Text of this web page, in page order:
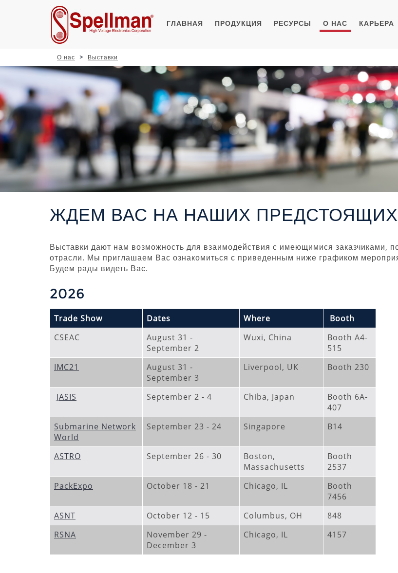
ГЛАВНАЯ ПРОДУКЦИЯ РЕСУРСЫ О НАС КАРЬЕРА
О нас Выставки
ЖДЕМ ВАС НА НАШИХ
Выставки дают нам возможность для взаимодействия с имеющимися заказчиками,
отрасли. Мы приглашаем Вас ознакомиться с приведенным ниже графиком
Будем рады видеть Вас.
2026
Trade Show Dates Where
Booth
CSEAC
August 31 -
September 2
Wuxi, China
Booth A4-
515
IMC21
August 31 -
September 3
Liverpool, UK Booth 230
JASIS September 2 - 4 Chiba, Japan
Booth 6A-
407
Submarine Network
World
September 23 - 24 Singapore B14
ASTRO September 26 - 30
Boston,
Massachusetts
Booth
2537
PackExpo
October 18 - 21 Chicago, IL
Booth
7456
ASNT
October 12 - 15 Columbus, OH
848
RSNA
November 29 -
December 3
Chicago, IL 4157